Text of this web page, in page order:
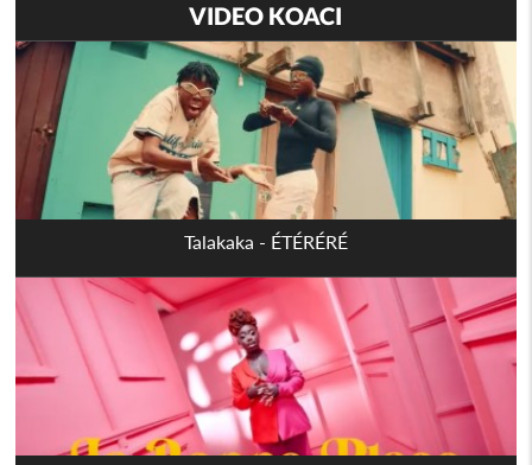
VIDEO KOACI
Talakaka - ÉTÉRÉRÉ